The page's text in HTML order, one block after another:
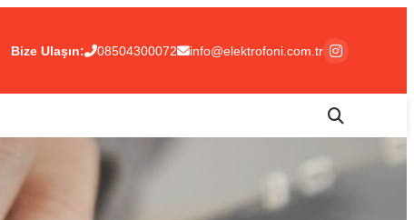
Bize Ulaşın: 08504300072 info@elektrofoni.com.tr